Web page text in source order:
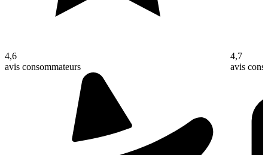
4,6
avis consommateurs
4,7
avis